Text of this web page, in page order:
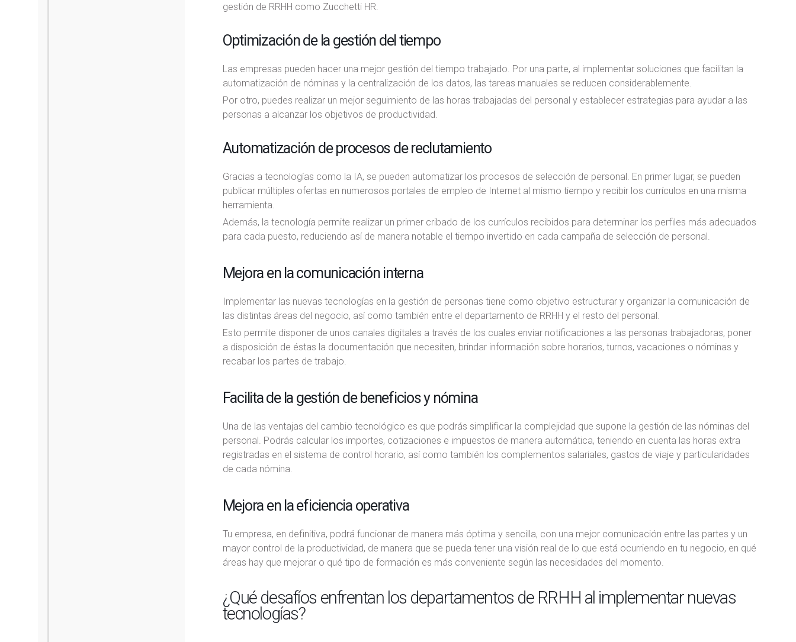
gestión de RRHH como Zucchetti HR.
Optimización de la gestión del tiempo
Las empresas pueden hacer una mejor gestión del tiempo trabajado. Por una parte, al implementar soluciones que facilitan la
automatización de nóminas y la centralización de los datos, las tareas manuales se reducen considerablemente.
Por otro, puedes realizar un mejor seguimiento de las horas trabajadas del personal y establecer estrategias para ayudar a las
personas a alcanzar los objetivos de productividad.
Automatización de procesos de reclutamiento
Gracias a tecnologías como la IA, se pueden automatizar los procesos de selección de personal. En primer lugar, se pueden
publicar múltiples ofertas en numerosos portales de empleo de Internet al mismo tiempo y recibir los currículos en una misma
herramienta.
Además, la tecnología permite realizar un primer cribado de los currículos recibidos para determinar los perfiles más adecuados
para cada puesto, reduciendo así de manera notable el tiempo invertido en cada campaña de selección de personal.
Mejora en la comunicación interna
Implementar las nuevas tecnologías en la gestión de personas tiene como objetivo estructurar y organizar la comunicación de
las distintas áreas del negocio, así como también entre el departamento de RRHH y el resto del personal.
Esto permite disponer de unos canales digitales a través de los cuales enviar notificaciones a las personas trabajadoras, poner
a disposición de éstas la documentación que necesiten, brindar información sobre horarios, turnos, vacaciones o nóminas y
recabar los partes de trabajo.
Facilita de la gestión de beneficios y nómina
Una de las ventajas del cambio tecnológico es que podrás simplificar la complejidad que supone la gestión de las nóminas del
personal. Podrás calcular los importes, cotizaciones e impuestos de manera automática, teniendo en cuenta las horas extra
registradas en el sistema de control horario, así como también los complementos salariales, gastos de viaje y particularidades
de cada nómina.
Mejora en la eficiencia operativa
Tu empresa, en definitiva, podrá funcionar de manera más óptima y sencilla, con una mejor comunicación entre las partes y un
mayor control de la productividad, de manera que se pueda tener una visión real de lo que está ocurriendo en tu negocio, en qué
áreas hay que mejorar o qué tipo de formación es más conveniente según las necesidades del momento.
¿Qué desafíos enfrentan los departamentos de RRHH al implementar nuevas
tecnologías?